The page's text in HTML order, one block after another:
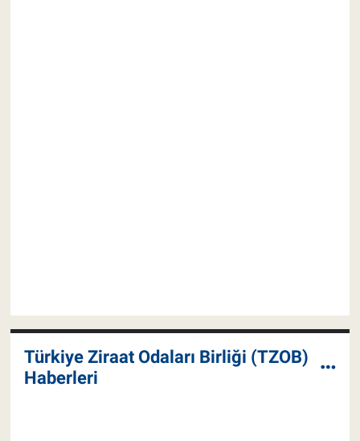
Türkiye Ziraat Odaları Birliği (TZOB)
Haberleri